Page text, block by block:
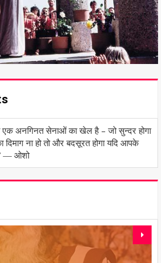
एक अनगिनत सेनाओं का खेल है – जो सुन्दर होगा
ना हो तो और बदसूरत होगा यदि आपके
― ओशो